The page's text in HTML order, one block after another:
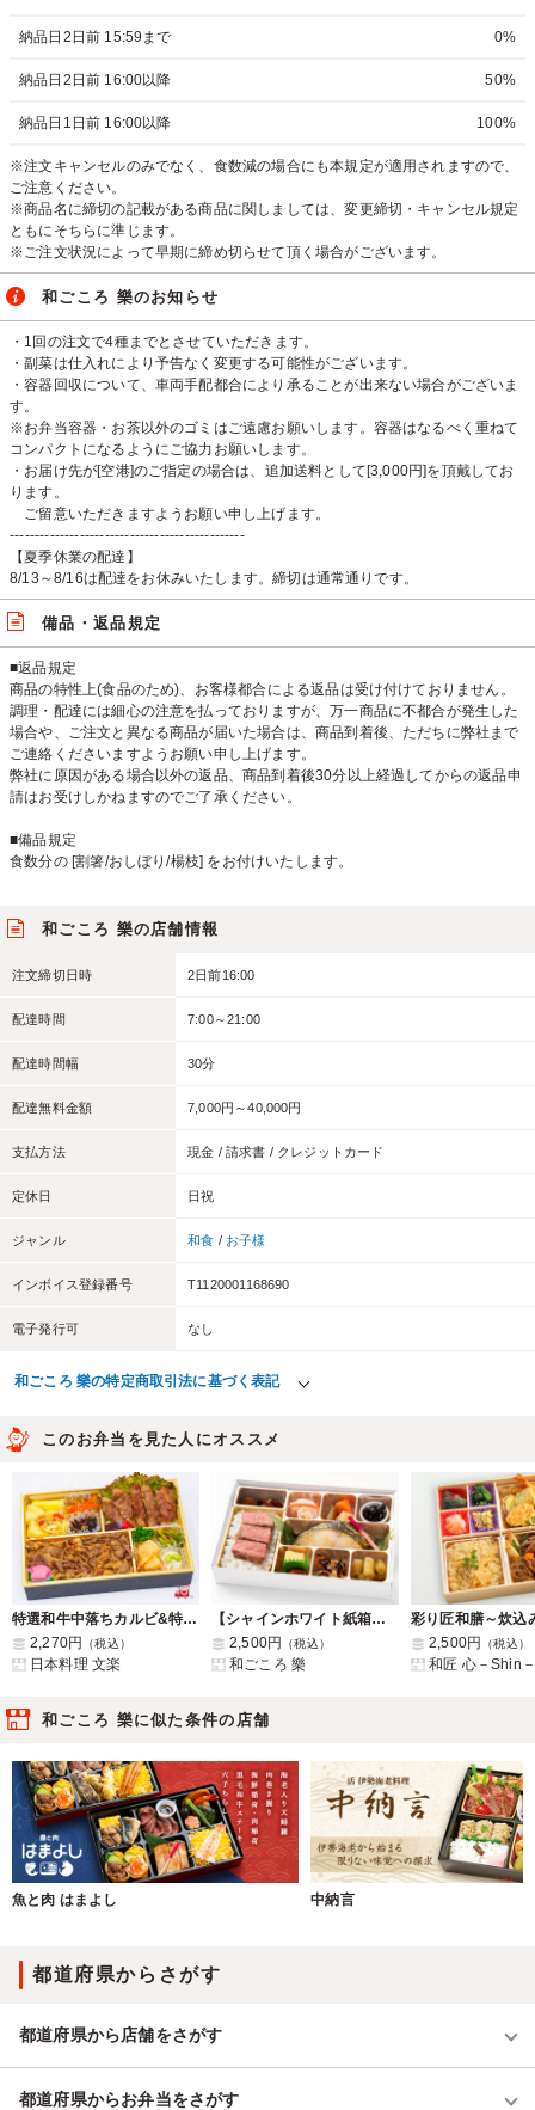
納品日2日前 15:59まで 0%
納品日2日前 16:00以降 50%
納品日1日前 16:00以降 100%
※注文キャンセルのみでなく、食数減の場合にも本規定が適用されますので、
ご注意ください。
※商品名に締切の記載がある商品に関しましては、変更締切・キャンセル規定
ともにそちらに準じます。
※ご注文状況によって早期に締め切らせて頂く場合がございます。
和ごころ 樂のお知らせ
・1回の注文で4種までとさせていただきます。
・副菜は仕入れにより予告なく変更する可能性がございます。
・容器回収について、車両手配都合により承ることが出来ない場合がございま
す。
※お弁当容器・お茶以外のゴミはご遠慮お願いします。容器はなるべく重ねて
コンパクトになるようにご協力お願いします。
・お届け先が[空港]のご指定の場合は、追加送料として[3,000円]を頂戴してお
ります。
ご留意いただきますようお願い申し上げます。
-----------------------------------------------
【夏季休業の配達】
8/13～8/16は配達をお休みいたします。締切は通常通りです。
備品・返品規定
■返品規定
商品の特性上(食品のため)、お客様都合による返品は受け付けておりません。
調理・配達には細心の注意を払っておりますが、万一商品に不都合が発生した
場合や、ご注文と異なる商品が届いた場合は、商品到着後、ただちに弊社まで
ご連絡くださいますようお願い申し上げます。
弊社に原因がある場合以外の返品、商品到着後30分以上経過してからの返品申
請はお受けしかねますのでご了承ください。
■備品規定
食数分の [割箸/おしぼり/楊枝] をお付けいたします。
和ごころ 樂の店舗情報
注文締切日時 2日前16:00
配達時間 7:00～21:00
配達時間幅 30分
配達無料金額 7,000円～40,000円
支払方法 現金 / 請求書 / クレジットカード
定休日 日祝
ジャンル 和食 / お子様
インボイス登録番号 T1120001168690
電子発行可 なし
和ごころ 樂の特定商取引法に基づく表記
このお弁当を見た人にオススメ
特選和牛中落ちカルビ&特選和牛焼肉重
2,270円
（税込）
日本料理 文楽
【シャインホワイト紙箱】銀だら西京焼きとステーキご飯 華やか膳
2,500円
（税込）
和ごころ 樂
2,500円 （税込）
和匠 心－Shin－
和ごころ 樂に似た条件の店舗
魚と肉 はまよし 中納言
都道府県からさがす
都道府県から店舗をさがす
都道府県からお弁当をさがす